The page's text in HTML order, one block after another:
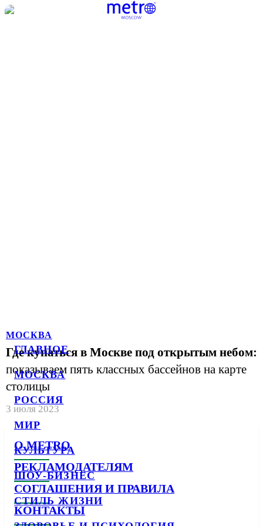
ГЛАВНОЕ
МОСКВА
РОССИЯ
МИР
КУЛЬТУРА
ШОУ-БИЗНЕС
СТИЛЬ ЖИЗНИ
МОСКВА
Где купаться в Москве под открытым небом:
показываем пять классных бассейнов на карте
столицы
3 июля 2023
О METRO
РЕКЛАМОДАТЕЛЯМ
СОГЛАШЕНИЯ И ПРАВИЛА
КОНТАКТЫ